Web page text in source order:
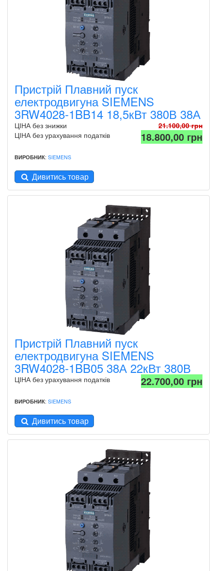
Пристрій Плавний пуск
електродвигуна SIEMENS
3RW4028-1BB14 18,5кВт 380В 38А
ЦІНА без знижки
21.100,00 грн
ЦІНА без урахування податків
18.800,00 грн
ВИРОБНИК: SIEMENS
Дивитись товар
Пристрій Плавний пуск
електродвигуна SIEMENS
3RW4028-1BB05 38А 22кВт 380В
ЦІНА без урахування податків 22.700,00 грн
ВИРОБНИК: SIEMENS
Дивитись товар